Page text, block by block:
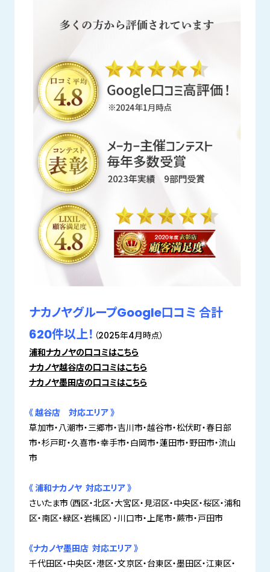
ナカノヤグループGoogle口コミ 合計
620件以上！ （2025年4月時点）
浦和ナカノヤの口コミはこちら
ナカノヤ越谷店の口コミはこちら
ナカノヤ墨田店の口コミはこちら
《 越谷店 対応エリア 》
草加市・八潮市・三郷市・吉川市・越谷市・松伏町・春日部
市・杉戸町・久喜市・幸手市・白岡市・蓮田市・野田市・流山
市
《 浦和ナカノヤ 対応エリア 》
さいたま市（西区・北区・大宮区・見沼区・中央区・桜区・浦和
区・南区・緑区・岩槻区）・川口市・上尾市・蕨市・戸田市
《ナカノヤ墨田店 対応エリア 》
千代田区・中央区・港区・文京区・台東区・墨田区・江東区・